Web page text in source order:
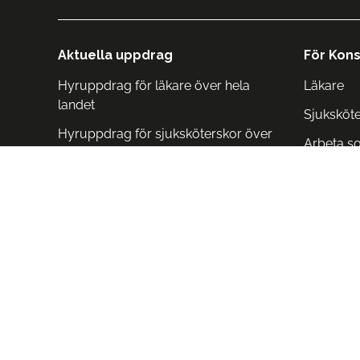
Aktuella uppdrag
Hyruppdrag för läkare över hela
landet
Hyruppdrag för sjuksköterskor över
För
Läkare
Arbeta